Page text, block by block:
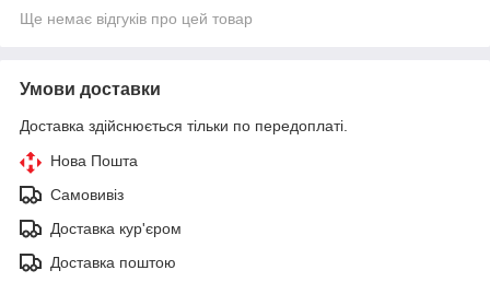
Ще немає відгуків про цей товар
Умови доставки
Доставка здійснюється тільки по передоплаті.
Нова Пошта
Самовивіз
Доставка кур'єром
Доставка поштою